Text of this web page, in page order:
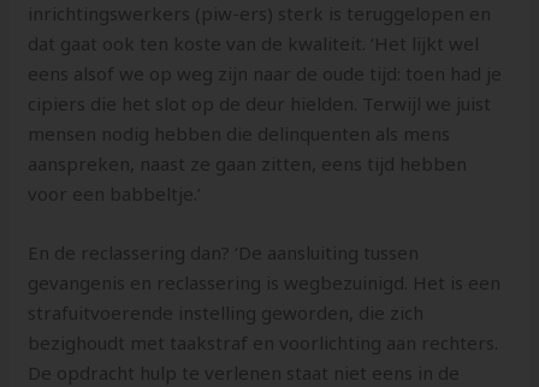
inrichtingswerkers (piw-ers) sterk is teruggelopen en
dat gaat ook ten koste van de kwaliteit. ‘Het lijkt wel
eens alsof we op weg zijn naar de oude tijd: toen had je
cipiers die het slot op de deur hielden. Terwijl we juist
mensen nodig hebben die delinquenten als mens
aanspreken, naast ze gaan zitten, eens tijd hebben
voor een babbeltje.’
En de reclassering dan? ‘De aansluiting tussen
gevangenis en reclassering is wegbezuinigd. Het is een
strafuitvoerende instelling geworden, die zich
bezighoudt met taakstraf en voorlichting aan rechters.
De opdracht hulp te verlenen staat niet eens in de